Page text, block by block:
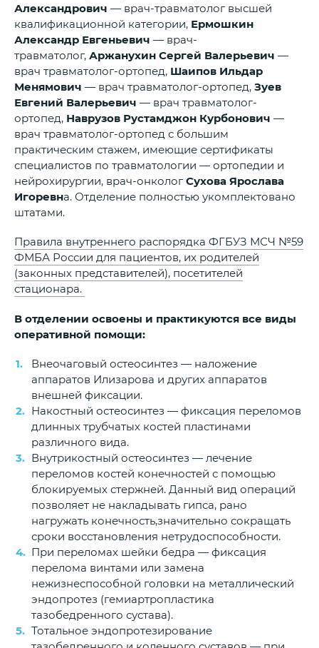
Александрович — врач-травматолог высшей
квалификационной категории, Ермошкин
Александр Евгеньевич — врач-
травматолог, Аржанухин Сергей Валерьевич —
врач травматолог-ортопед, Шаипов Ильдар
Менямович — врач травматолог-ортопед, Зуев
Евгений Валерьевич — врач травматолог-
ортопед, Наврузов Рустамджон Курбонович —
врач травматолог-ортопед с большим
практическим стажем, имеющие сертификаты
специалистов по травматологии — ортопедии и
нейрохирургии, врач-онколог Сухова Ярослава
Игоревна. Отделение полностью укомплектовано
штатами.
Правила внутреннего распорядка ФГБУЗ МСЧ №59
ФМБА России для пациентов, их родителей
(законных представителей), посетителей
стационара.
В отделении освоены и практикуются все виды
оперативной помощи:
Внеочаговый остеосинтез — наложение
аппаратов Илизарова и других аппаратов
внешней фиксации.
Накостный остеосинтез — фиксация переломов
длинных трубчатых костей пластинами
различного вида.
Внутрикостный остеосинтез — лечение
переломов костей конечностей с помощью
блокируемых стержней. Данный вид операций
позволяет не накладывать гипса, рано
нагружать конечность,значительно сокращать
сроки восстановления нетрудоспособности.
При переломах шейки бедра — фиксация
перелома винтами или замена
нежизнеспособной головки на металлический
эндопротез (гемиартропластика
тазобедренного сустава).
Тотальное эндопротезирование